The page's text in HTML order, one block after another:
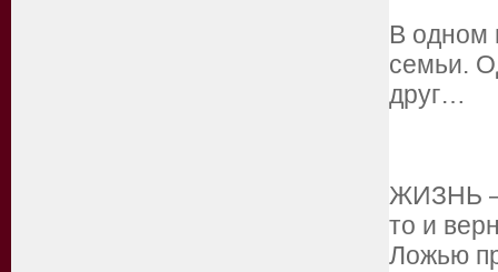
В одном
семьи.
друг…
ЖИЗНЬ —
то и
Ложью